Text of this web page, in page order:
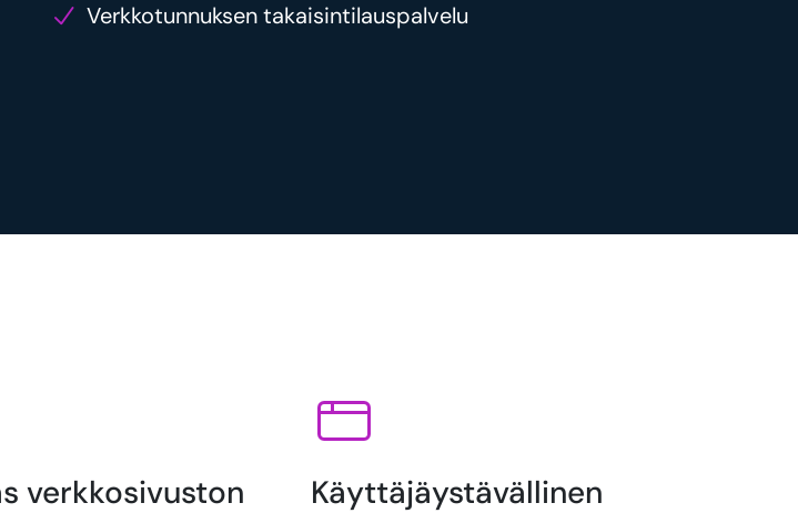
Verkkotunnuksen takaisintilauspalvelu
verkkosivuston
Käyttäjäystävällinen